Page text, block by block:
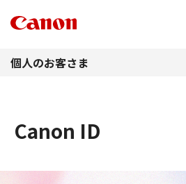
個人のお客さま
Canon ID